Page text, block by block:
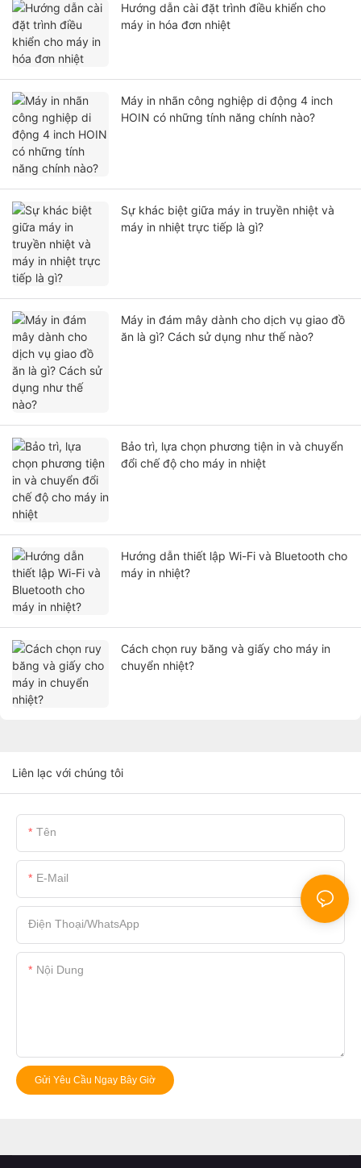
Hướng dẫn cài đặt trình điều khiển cho
máy in hóa đơn nhiệt
Máy in nhãn công nghiệp di động 4 inch
HOIN có những tính năng chính nào?
Sự khác biệt giữa máy in truyền nhiệt và
máy in nhiệt trực tiếp là gì?
Máy in đám mây dành cho dịch vụ giao đồ
ăn là gì? Cách sử dụng như thế nào?
Bảo trì, lựa chọn phương tiện in và chuyển
đổi chế độ cho máy in nhiệt
Hướng dẫn thiết lập Wi-Fi và Bluetooth cho
máy in nhiệt?
Cách chọn ruy băng và giấy cho máy in
chuyển nhiệt?
Liên lạc với chúng tôi
Tên
E-Mail
Điện Thoại/whatsApp
Nội Dung
Gửi Yêu Cầu Ngay Bây Giờ